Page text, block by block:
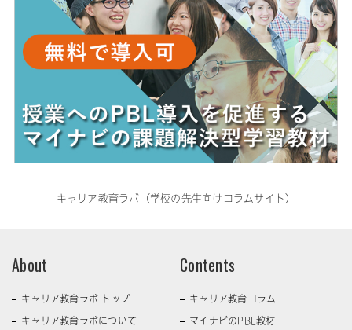
キャリア教育ラボ（学校の先生向けコラムサイト）
About
キャリア教育ラボ トップ
キャリア教育ラボについて
Contents
キャリア教育コラム
マイナビのPBL教材